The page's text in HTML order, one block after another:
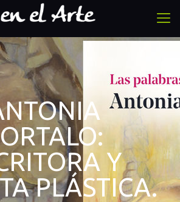
Y
PLÁSTICA.